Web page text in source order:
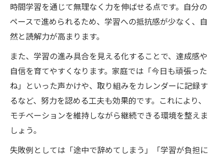
時間学習を通じて無理なく力を伸ばせる点です。自分の
ペースで進められるため、学習への抵抗感が少なく、自
然と読解力が高まります。
また、学習の進み具合を見える化することで、達成感や
自信を育てやすくなります。家庭では「今日も頑張った
ね」といった声かけや、取り組みをカレンダーに記録す
るなど、努力を認める工夫も効果的です。これにより、
モチベーションを維持しながら継続できる環境を整えま
しょう。
失敗例としては「途中で辞めてしまう」「学習が負担に